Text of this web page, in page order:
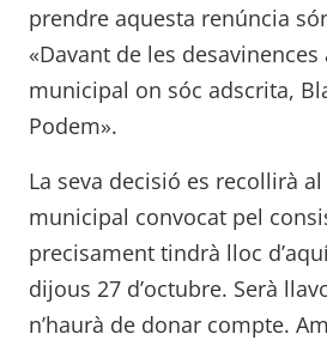
prendre aquesta renúncia
«Davant de les
municipal on sóc adscrita,
Podem».
La seva decisió es recollirà
municipal convocat pel
precisament tindrà lloc
dijous 27 d’octubre. Serà
n’haurà de donar compte.